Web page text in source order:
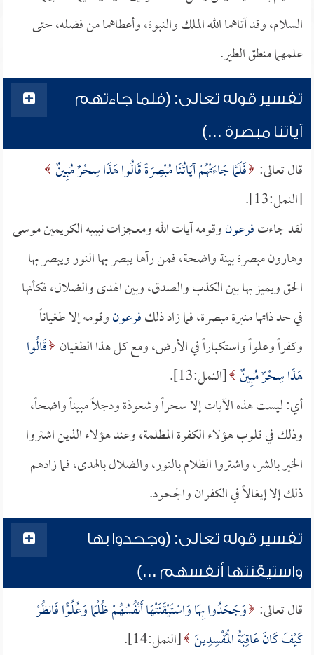
السلام، وقد آتاهما الله الملك والنبوة، وأعطاهما من فضله، حتى
علمهما منطق الطير.
تفسير قوله تعالى: (فلما جاءتهم
آياتنا مبصرة ...)
قال تعالى: فَلَمَّا جَاءَتْهُمْ آيَاتُنَا مُبْصِرَةً قَالُوا هَذَا سِحْرٌ مُبِينٌ
[النمل:13].
لقد جاءتفرعونوقومه آيات الله ومعجزات نبييه الكريمين موسى
وهارون مبصرة بينة واضحة، فمن رآها يبصر بها النور ويبصر بها
الحق ويميز بها بين الكذب والصدق، وبين الهدى والضلال، فكأنها
في حد ذاتها منيرة مبصرة، فما زاد ذلكفرعونوقومه إلا طغياناً
وكفراً وعلواً واستكباراً في الأرض، ومع كل هذا الطغيان قَالُوا
هَذَا سِحْرٌ مُبِينٌ [النمل:13].
أي: ليست هذه الآيات إلا سحراً وشعوذة ودجلاً مبيناً واضحاً،
وذلك في قلوب هؤلاء الكفرة المظلمة، وعند هؤلاء الذين اشتروا
الخير بالشر، واشتروا الظلام بالنور، والضلال بالهدى، فما زادهم
ذلك إلا إيغالاً في الكفران والجحود.
تفسير قوله تعالى: (وجحدوا بها
واستيقنتها أنفسهم ...)
قال تعالى: وَجَحَدُوا بِهَا وَاسْتَيْقَنَتْهَا أَنْفُسُهُمْ ظُلْمًا وَعُلُوًّا فَانظُرْ
كَيْفَ كَانَ عَاقِبَةُ الْمُفْسِدِينَ [النمل:14].